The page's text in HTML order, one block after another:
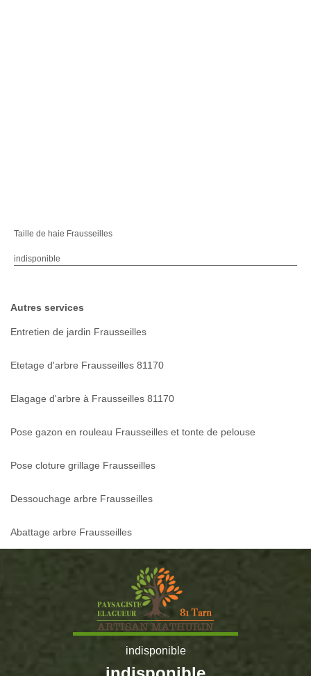
Taille de haie Frausseilles
indisponible
Autres services
Entretien de jardin Frausseilles
Etetage d'arbre Frausseilles 81170
Elagage d'arbre à Frausseilles 81170
Pose gazon en rouleau Frausseilles et tonte de pelouse
Pose cloture grillage Frausseilles
Dessouchage arbre Frausseilles
Abattage arbre Frausseilles
indisponible